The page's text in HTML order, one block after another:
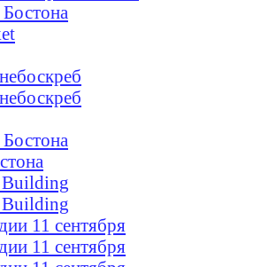
Building
Building
11 сентября
11 сентября